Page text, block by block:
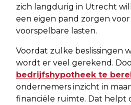
zich langdurig in Utrecht
een eigen pand zorgen
voorspelbare lasten.
Voordat zulke beslissingen
wordt er veel gerekend.
bedrijfshypotheek te
ondernemers inzicht in
financiële ruimte. Dat helpt